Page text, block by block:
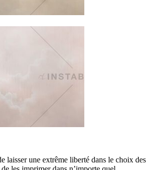
laisser une extrême liberté dans le choix des